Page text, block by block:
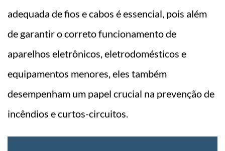
adequada de fios e cabos é essencial, pois além
de garantir o correto funcionamento de
aparelhos eletrônicos, eletrodomésticos e
equipamentos menores, eles também
desempenham um papel crucial na prevenção de
incêndios e curtos-circuitos.